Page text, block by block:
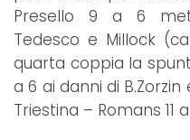
Presello 9 a 6
Tedesco e Millock
quarta coppia la
a 6 ai danni di
Triestina – Romans 11